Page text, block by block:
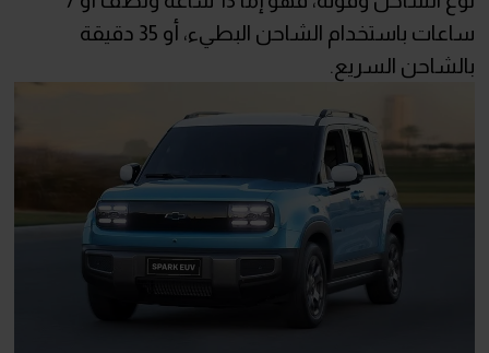
ساعات باستخدام الشاحن البطيء، أو 35 دقيقة
بالشاحن السريع.